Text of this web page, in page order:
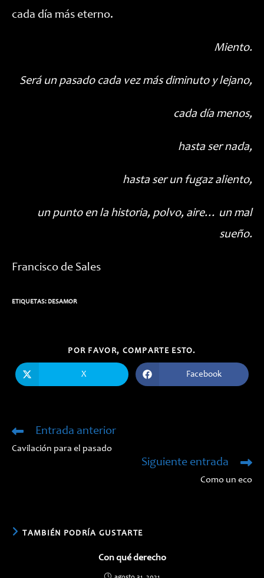
cada día más eterno.
Miento.
Será un pasado cada vez más diminuto y lejano,
cada día menos,
hasta ser nada,
hasta ser un fugaz aliento,
un punto en la historia, polvo, aire… un mal
sueño.
Francisco de Sales
ETIQUETAS: DESAMOR
POR FAVOR, COMPARTE ESTO.
CONTENIDO
abre
X
Se
abre
Facebook
Leer
artículos
Entrada anterior
Cavilación para el pasado
Siguiente entrada
Como un eco
TAMBIÉN PODRÍA GUSTARTE
Con qué derecho